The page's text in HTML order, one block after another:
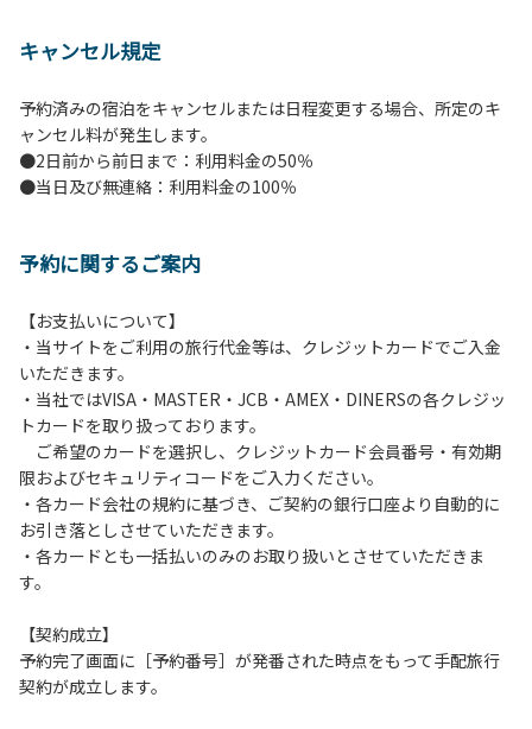
キャンセル規定
予約済みの宿泊をキャンセルまたは日程変更する場合、所定のキ
ャンセル料が発生します。
●2日前から前日まで：利用料金の50％
●当日及び無連絡：利用料金の100％
予約に関するご案内
【お支払いについて】
・当サイトをご利用の旅行代金等は、クレジットカードでご入金
いただきます。
・当社ではVISA・MASTER・JCB・AMEX・DINERSの各クレジッ
トカードを取り扱っております。
ご希望のカードを選択し、クレジットカード会員番号・有効期
限およびセキュリティコードをご入力ください。
・各カード会社の規約に基づき、ご契約の銀行口座より自動的に
お引き落としさせていただきます。
・各カードとも一括払いのみのお取り扱いとさせていただきま
す。
【契約成立】
予約完了画面に［予約番号］が発番された時点をもって手配旅行
契約が成立します。